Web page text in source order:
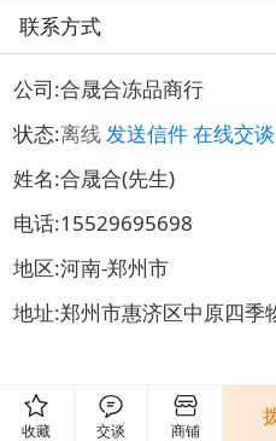
联系方式
公司:合晟合冻品商行
状态:离线发送信件在线交谈
姓名:合晟合(先生)
电话:15529695698
地区:河南-郑州市
地址:郑州市惠济区中原四季
发表评论
收藏 交谈 商铺